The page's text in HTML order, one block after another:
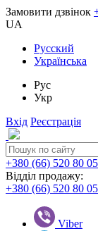
Замовити дзвінок
UA
Русский
Українська
Рус
Укр
Вхід Реєстрація
+380 (66) 520 80 05
Відділ продажу:
+380 (66) 520 80 05
Viber